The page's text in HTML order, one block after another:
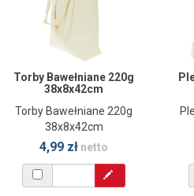
Torby Bawełniane 220g
38x8x42cm
Torby Bawełniane 220g
38x8x42cm
4,99 zł netto